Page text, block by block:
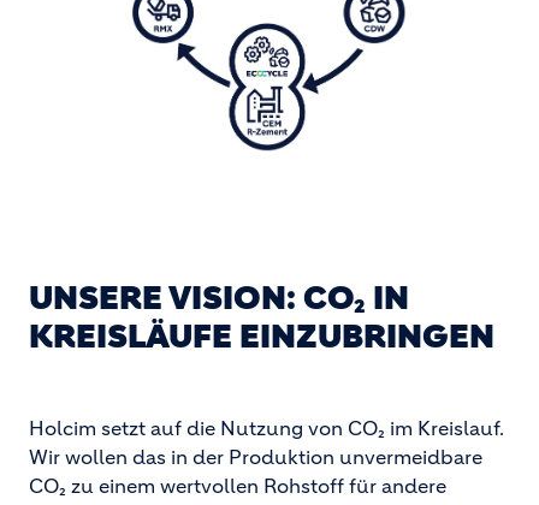
UNSERE VISION: CO₂ IN
KREISLÄUFE EINZUBRINGEN
Holcim setzt auf die Nutzung von CO₂ im Kreislauf.
Wir wollen das in der Produktion unvermeidbare
CO₂ zu einem wertvollen Rohstoff für andere